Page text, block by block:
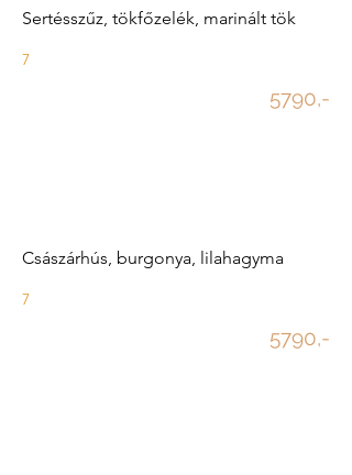
Sertésszűz, tökfőzelék, marinált tök
7
5790,-
Császárhús, burgonya, lilahagyma
7
5790,-